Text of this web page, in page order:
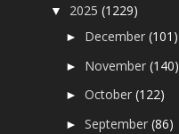
▼ 2025(1229)
► December(101)
► November(140)
►October(122)
►September(86)